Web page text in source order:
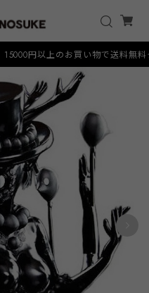
15000円以上のお買い物で送料無料